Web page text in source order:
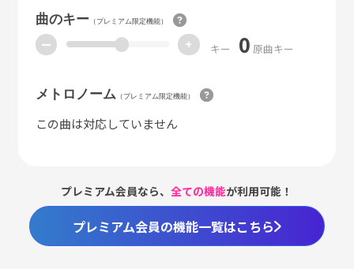
曲のキー（プレミアム限定機能）
ー + キー 0 原曲キー
メトロノーム （プレミアム限定機能）
この曲は対応していません
プレミアム会員なら、全ての機能が利用可能！
プレミアム会員の機能一覧はこちら